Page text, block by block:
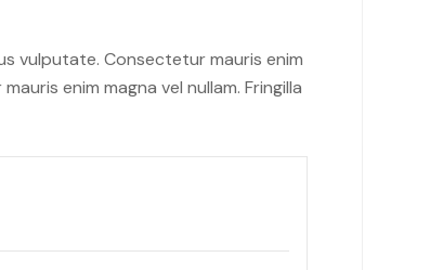
vulputate. Consectetur mauris enim
enim magna vel nullam. Fringilla